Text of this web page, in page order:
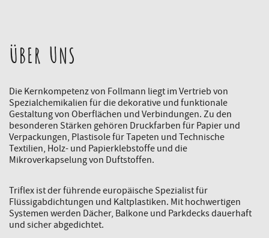
ÜBER UNS
Die Kernkompetenz von Follmann liegt im Vertrieb von
Spezialchemikalien für die dekorative und funktionale
Gestaltung von Oberflächen und Verbindungen. Zu den
besonderen Stärken gehören Druckfarben für Papier und
Verpackungen, Plastisole für Tapeten und Technische
Textilien, Holz- und Papierklebstoffe und die
Mikroverkapselung von Duftstoffen.
Triflex ist der führende europäische Spezialist für
Flüssigabdichtungen und Kaltplastiken. Mit hochwertigen
Systemen werden Dächer, Balkone und Parkdecks dauerhaft
und sicher abgedichtet.